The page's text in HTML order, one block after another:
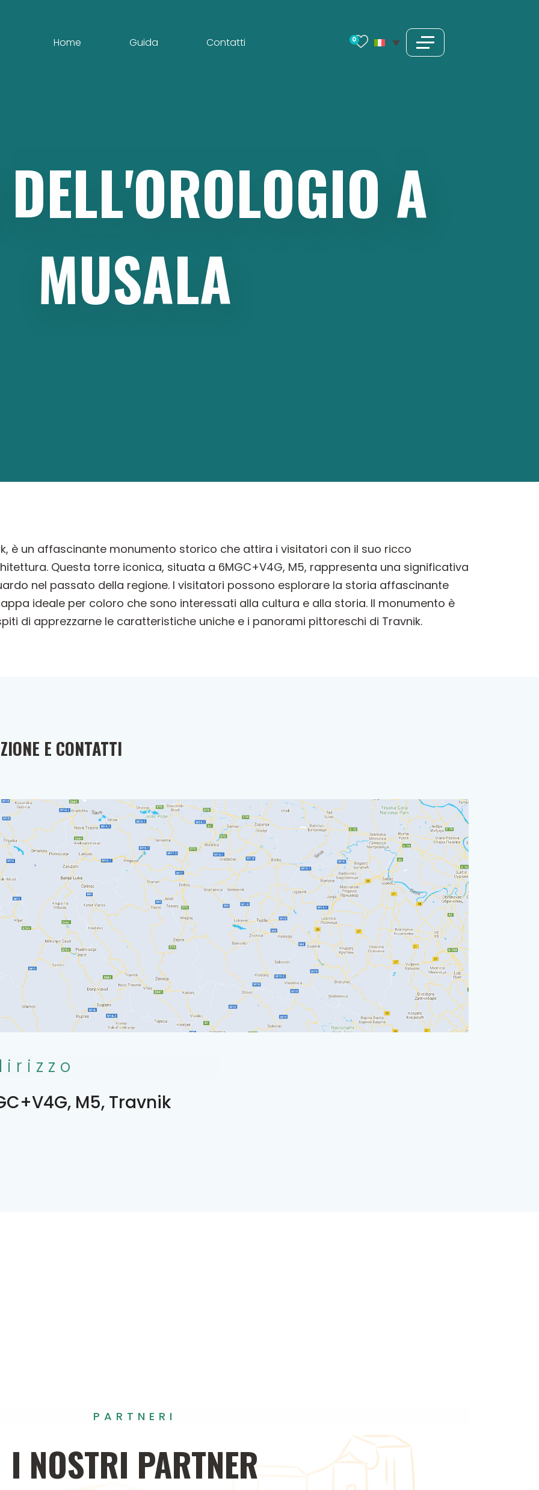
Home Guida Contatti 0
DELL'OROLOGIO A
MUSALA
è un affascinante monumento storico che attira i visitatori con il suo ricco
Questa torre iconica, situata a 6MGC+V4G, M5, rappresenta una significativa
nel passato della regione. I visitatori possono esplorare la storia affascinante
ideale per coloro che sono interessati alla cultura e alla storia. Il monumento è
di apprezzarne le caratteristiche uniche e i panorami pittoreschi di Travnik.
E CONTATTI
M5, Travnik
PARTNERI
I NOSTRI PARTNER